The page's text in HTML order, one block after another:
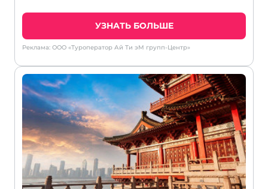
УЗНАТЬ БОЛЬШЕ
Реклама: ООО «Туроператор Ай Ти эМ групп-Центр»